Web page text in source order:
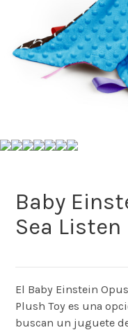
Baby
Sea Listen
El Baby Einstein
Plush Toy es una
buscan un juguete